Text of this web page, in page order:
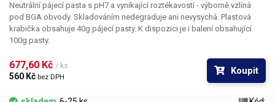
Neutrální pájecí pasta s pH7 a vynikající roztékavostí - výborně vzlíná
pod BGA obvody. Skladováním nedegraduje ani nevysychá. Plastová
krabička obsahuje 40g pájecí pasty. K dispozici je i balení obsahující
100g pasty.
677,60 Kč / ks
560 Kč bez DPH
Koupit